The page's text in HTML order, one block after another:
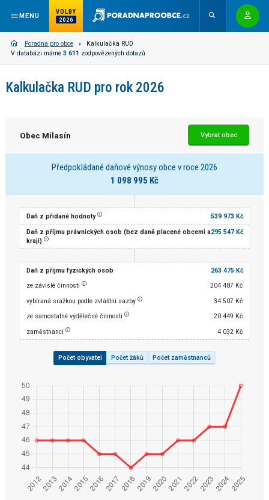
MENU
VOLBY
2026
Poradna pro obce
Kalkulačka RUD
V databázi máme 3 611 zodpovězených dotazů
Kalkulačka RUD pro rok 2026
Obec Milasín Vybrat obec
Předpokládané daňové výnosy obce v roce 2026
1 098 995 Kč
Daň z přidané hodnoty 539 973 Kč
Daň z příjmu právnických osob (bez daně placené obcemi a
kraji)
295 547 Kč
Daň z příjmu fyzických osob
263 475 Kč
ze závislé činnosti
204 487 Kč
vybíraná srážkou podle zvláštní sazby
34 507 Kč
ze samostatné výdělečné činnosti
20 449 Kč
zaměstnanci
4 032 Kč
Počet obyvatel Počet žáků Počet zaměstnanců